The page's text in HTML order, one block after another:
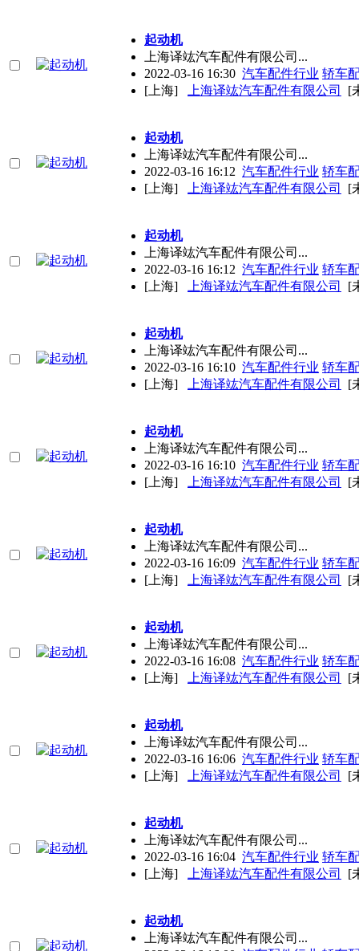
起动机
上海译竑汽车配件有限公司...
2022-03-16 16:30 汽车配件行业 轿车
[上海]
上海译竑汽车配件有限公司 [
起动机
上海译竑汽车配件有限公司...
2022-03-16 16:12 汽车配件行业 轿车
[上海]
上海译竑汽车配件有限公司 [
起动机
上海译竑汽车配件有限公司...
2022-03-16 16:12 汽车配件行业 轿车
[上海]
上海译竑汽车配件有限公司 [
起动机
上海译竑汽车配件有限公司...
2022-03-16 16:10 汽车配件行业 轿车
[上海]
上海译竑汽车配件有限公司 [
起动机
上海译竑汽车配件有限公司...
2022-03-16 16:10 汽车配件行业 轿车
[上海]
上海译竑汽车配件有限公司 [
起动机
上海译竑汽车配件有限公司...
2022-03-16 16:09 汽车配件行业 轿车
[上海]
上海译竑汽车配件有限公司 [
起动机
上海译竑汽车配件有限公司...
2022-03-16 16:08 汽车配件行业 轿车
[上海]
上海译竑汽车配件有限公司 [
起动机
上海译竑汽车配件有限公司...
2022-03-16 16:06 汽车配件行业 轿车
[上海]
上海译竑汽车配件有限公司 [
起动机
上海译竑汽车配件有限公司...
2022-03-16 16:04 汽车配件行业 轿车
[上海]
上海译竑汽车配件有限公司 [
起动机
上海译竑汽车配件有限公司...